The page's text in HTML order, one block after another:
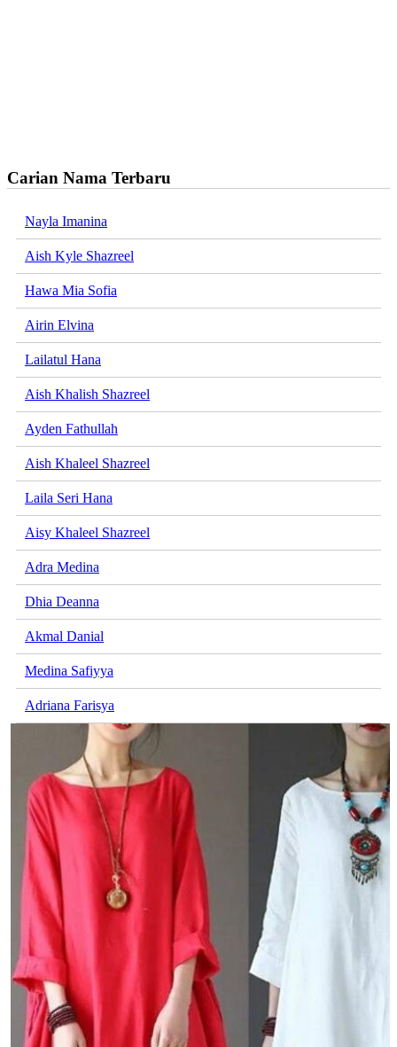
Carian Nama Terbaru
Nayla Imanina
Aish Kyle Shazreel
Hawa Mia Sofia
Airin Elvina
Lailatul Hana
Aish Khalish Shazreel
Ayden Fathullah
Aish Khaleel Shazreel
Laila Seri Hana
Aisy Khaleel Shazreel
Adra Medina
Dhia Deanna
Akmal Danial
Medina Safiyya
Adriana Farisya